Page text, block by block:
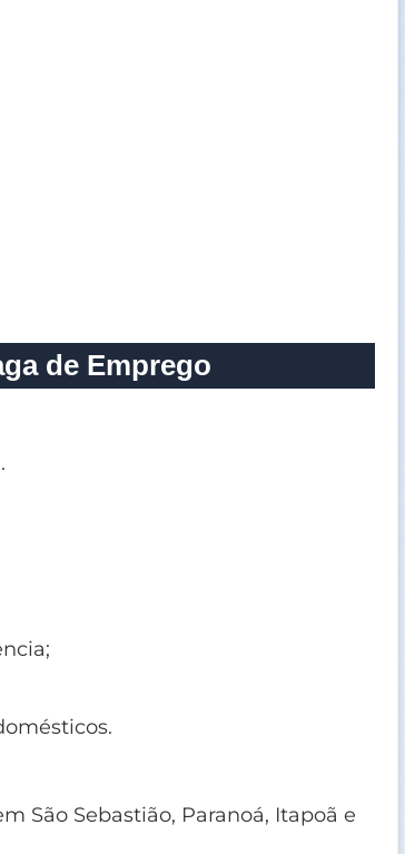
de Emprego
São Sebastião, Paranoá, Itapoã e